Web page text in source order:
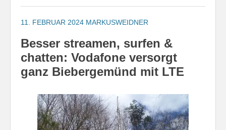
11. FEBRUAR 2024 MARKUSWEIDNER
Besser streamen, surfen &
chatten: Vodafone versorgt
ganz Biebergemünd mit LTE